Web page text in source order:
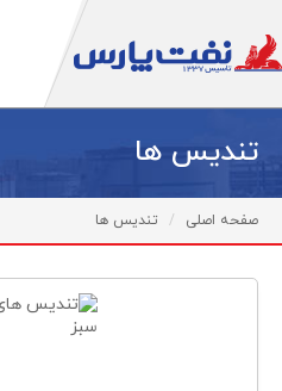
تندیس ها
صفحه اصلی تندیس ها